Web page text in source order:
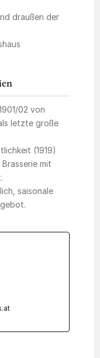
draußen der
02 von
letzte große
(1919)
mit
saisonale